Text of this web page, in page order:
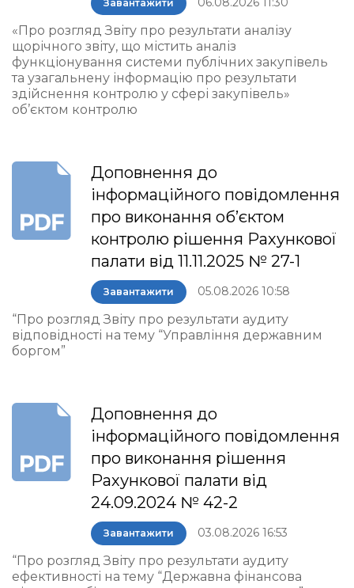
Завантажити
«Про розгляд Звіту про результати аналізу
щорічного звіту, що містить аналіз
функціонування системи публічних закупівель
та узагальнену інформацію про результати
здійснення контролю у сфері закупівель»
об’єктом контролю
Доповнення до
інформаційного повідомлення
про виконання об’єктом
контролю рішення Рахункової
палати від 11.11.2025 № 27-1
Завантажити 05.08.2026 10:58
“Про розгляд Звіту про результати аудиту
відповідності на тему “Управління державним
боргом”
Доповнення до
інформаційного повідомлення
про виконання рішення
Рахункової палати від
24.09.2024 № 42-2
Завантажити 03.08.2026 16:53
“Про розгляд Звіту про результати аудиту
ефективності на тему “Державна фінансова